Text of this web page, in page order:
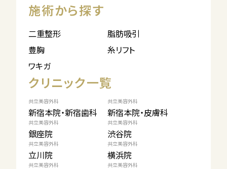
施術から探す
二重整形
脂肪吸引
豊胸
糸リフト
ワキガ
クリニック一覧
共立美容外科
新宿本院・新宿歯科
共立美容外科
新宿本院・皮膚科
共立美容外科
銀座院
共立美容外科
渋谷院
共立美容外科
立川院
共立美容外科
横浜院
共立美容外科 共立美容外科